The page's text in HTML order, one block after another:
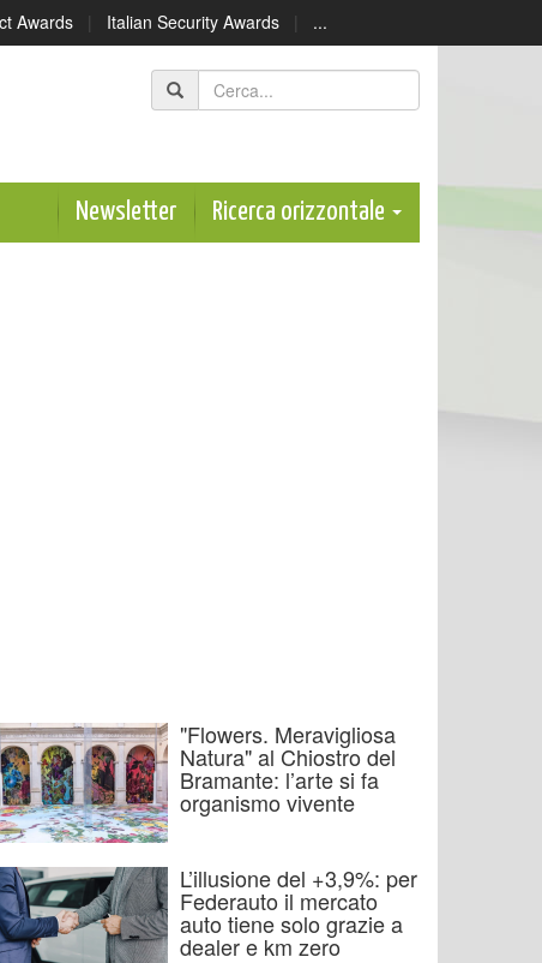
Awards | Italian Security Awards | ...
Newsletter Ricerca orizzontale
"Flowers. Meravigliosa
Natura" al Chiostro del
Bramante: l’arte si fa
organismo vivente
L’illusione del +3,9%: per
Federauto il mercato
auto tiene solo grazie a
dealer e km zero